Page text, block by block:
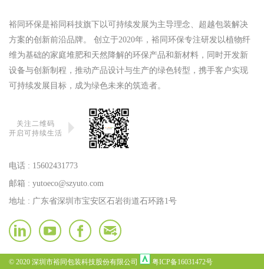
裕同环保是裕同科技旗下以可持续发展为主导理念、超越包装解决
方案的创新前沿品牌。 创立于2020年，裕同环保专注研发以植物纤
维为基础的家庭堆肥和天然降解的环保产品和新材料，同时开发新
设备与创新制程，推动产品设计与生产的绿色转型，携手客户实现
可持续发展目标，成为绿色未来的筑造者。
关注二维码
开启可持续生活
电话 : 15602431773
邮箱 : yutoeco@szyuto.com
地址 : 广东省深圳市宝安区石岩街道石环路1号
© 2020 深圳市裕同包装科技股份有限公司 粤ICP备16031472号